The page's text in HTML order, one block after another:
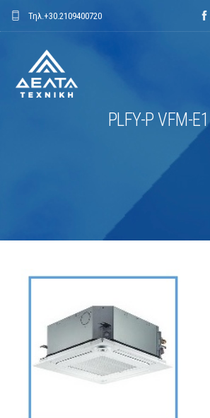
Τηλ.+30.2109400720
ΦΥΛΛΑΔΙΑ
PLFY-P VFM-E1